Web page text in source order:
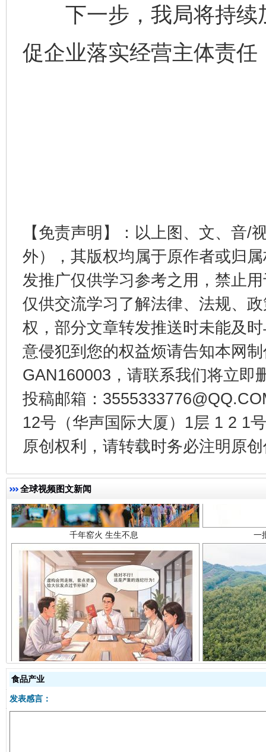
下一步，我局将持续
促企业落实经营主体责
【免责声明】：以上图、文、音/
外），其版权均属于原作者或归
发推广仅供学习参考之用，禁止
仅供交流学习了解法律、法规、
权，部分文章转发推送时未能及
意侵犯到您的权益烦请告知本网
GAN160003，请联系我们将立即
投稿邮箱：
12号（华声国际大厦）1层 1 2 1
原创权利，请转载时务必注明原
全球视频图文新闻
东山县通报“牛蛙产品抗生素超标问题” 法
揭开“小金库”的免责幌子
食品产业
发表感言：